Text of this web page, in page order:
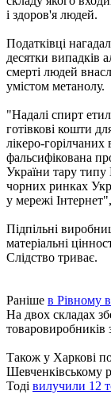
і здоров'я людей.
Податківці
десятки випадків
смерті людей
умістом метанолу.
"Надалі спирт
готівкові кошти
лікеро-
фальсифікована
України тару типу
чорних ринках
у мережі
Підпільні
матеріальні
Слідство триває.
Раніше в Рівному
На двох складах
Також у Харкові
Шевченківському
Тоді вилучили 12